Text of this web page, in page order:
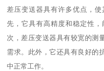
差压变送器具有许多优点，使
先，它具有高精度和稳定性
次，差压变送器具有较宽的测
需求。此外，它还具有良好的
中正常工作。